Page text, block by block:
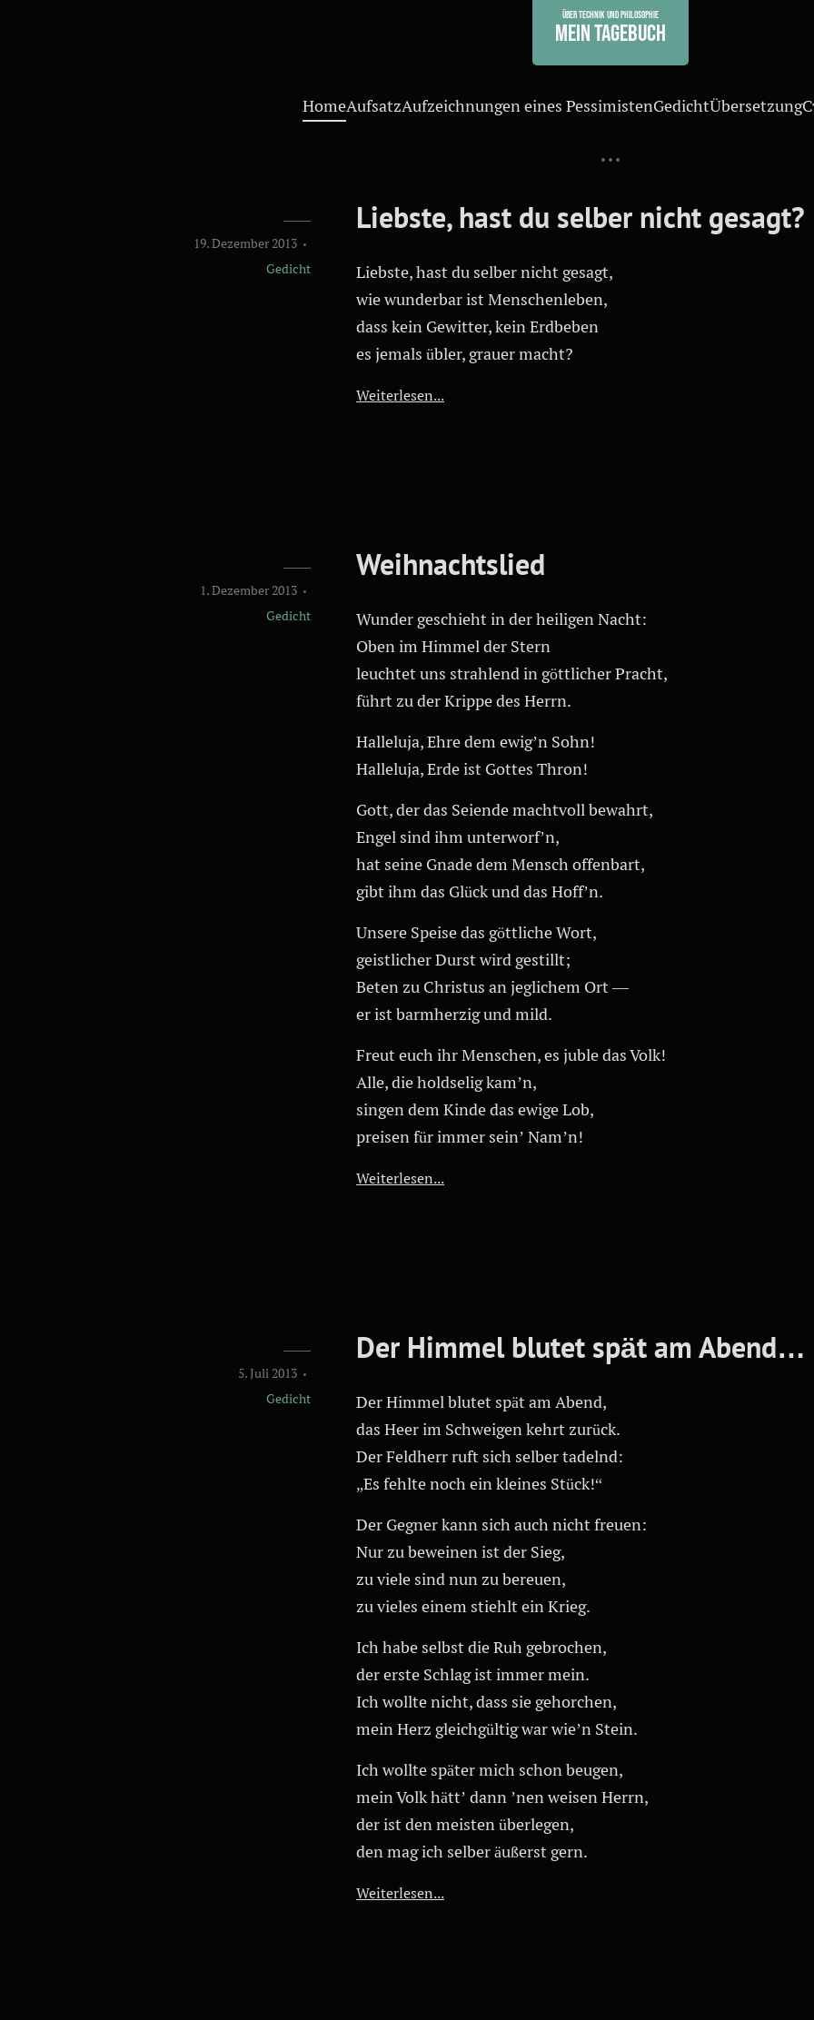
Über Technik und Philosophie
Mein Tagebuch
HomeAufsatzAufzeichnungen eines PessimistenGedichtÜbersetzung
Liebste, hast du selber nicht gesagt?
19. Dezember 2013
Gedicht
Liebste, hast du selber nicht gesagt,
wie wunderbar ist Menschenleben,
dass kein Gewitter, kein Erdbeben
es jemals übler, grauer macht?
Weiterlesen...
Weihnachtslied
1. Dezember 2013
Gedicht
Wunder geschieht in der heiligen Nacht:
Oben im Himmel der Stern
leuchtet uns strahlend in göttlicher Pracht,
führt zu der Krippe des Herrn.
Halleluja, Ehre dem ewig’n Sohn!
Halleluja, Erde ist Gottes Thron!
Gott, der das Seiende machtvoll bewahrt,
Engel sind ihm unterworf’n,
hat seine Gnade dem Mensch offenbart,
gibt ihm das Glück und das Hoff’n.
Unsere Speise das göttliche Wort,
geistlicher Durst wird gestillt;
Beten zu Christus an jeglichem Ort —
er ist barmherzig und mild.
Freut euch ihr Menschen, es juble das Volk!
Alle, die holdselig kam’n,
singen dem Kinde das ewige Lob,
preisen für immer sein’ Nam’n!
Weiterlesen...
Der Himmel blutet spät am Abend…
5. Juli 2013
Gedicht
Der Himmel blutet spät am Abend,
das Heer im Schweigen kehrt zurück.
Der Feldherr ruft sich selber tadelnd:
„Es fehlte noch ein kleines Stück!“
Der Gegner kann sich auch nicht freuen:
Nur zu beweinen ist der Sieg,
zu viele sind nun zu bereuen,
zu vieles einem stiehlt ein Krieg.
Ich habe selbst die Ruh gebrochen,
der erste Schlag ist immer mein.
Ich wollte nicht, dass sie gehorchen,
mein Herz gleichgültig war wie’n Stein.
Ich wollte später mich schon beugen,
mein Volk hätt’ dann ’nen weisen Herrn,
der ist den meisten überlegen,
den mag ich selber äußerst gern.
Weiterlesen...